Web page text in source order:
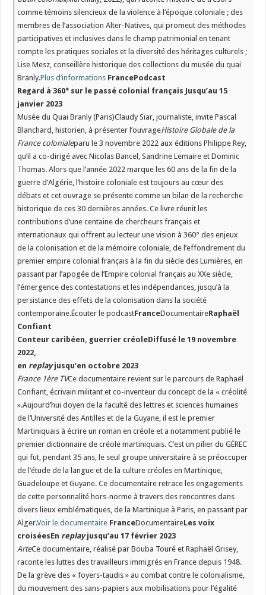
comme témoins silencieux de la violence à l’époque coloniale ; des
membres de l’association Alter-Natives, qui promeut des méthodes
participatives et inclusives dans le champ patrimonial en tenant
compte les pratiques sociales et la diversité des héritages culturels ;
Lise Mesz, conseillère historique des collections du musée du quai
Branly.Plus d’informations FrancePodcast
Regard à 360° sur le passé colonial français Jusqu’au 15
janvier 2023
Musée du Quai Branly (Paris)Claudy Siar, journaliste, invite Pascal
Blanchard, historien, à présenter l’ouvrageHistoire Globale de la
France colonialeparu le 3 novembre 2022 aux éditions Philippe Rey,
qu’il a co-dirigé avec Nicolas Bancel, Sandrine Lemaire et Dominic
Thomas. Alors que l’année 2022 marque les 60 ans de la fin de la
guerre d’Algérie, l’histoire coloniale est toujours au cœur des
débats et cet ouvrage se présente comme un bilan de la recherche
historique de ces 30 dernières années. Ce livre réunit les
contributions d’une centaine de chercheurs français et
internationaux qui offrent au lecteur une vision à 360° des enjeux
de la colonisation et de la mémoire coloniale, de l’effondrement du
premier empire colonial français à la fin du siècle des Lumières, en
passant par l’apogée de l’Empire colonial français au XXe siècle,
l’émergence des contestations et les indépendances, jusqu’à la
persistance des effets de la colonisation dans la société
contemporaine.Écouter le podcastFranceDocumentaireRaphaël
Confiant
Conteur caribéen, guerrier créoleDiffusé le 19 novembre
2022,
en replayjusqu’en octobre 2023
France 1ère TVCe documentaire revient sur le parcours de Raphaël
Confiant, écrivain militant et co-inventeur du concept de la « créolité
».Aujourd’hui doyen de la faculté des lettres et sciences humaines
de l’Université des Antilles et de la Guyane, il est le premier
Martiniquais à écrire un roman en créole et a notamment publié le
premier dictionnaire de créole martiniquais. C’est un pilier du GÉREC
qui fut, pendant 35 ans, le seul groupe universitaire à se préoccuper
de l’étude de la langue et de la culture créoles en Martinique,
Guadeloupe et Guyane. Ce documentaire retrace les engagements
de cette personnalité hors-norme à travers des rencontres dans
divers lieux emblématiques, de la Martinique à Paris, en passant par
Alger.Voir le documentaire FranceDocumentaireLes voix
croiséesEn replayjusqu’au 17 février 2023
ArteCe documentaire, réalisé par Bouba Touré et Raphaël Grisey,
raconte les luttes des travailleurs immigrés en France depuis 1948.
De la grève des « foyers-taudis » au combat contre le colonialisme,
du mouvement des sans-papiers aux mobilisations pour l’égalité